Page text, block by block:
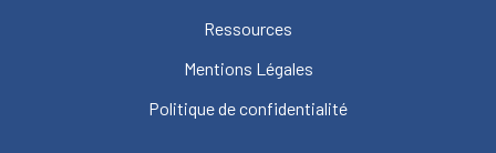
Ressources
Mentions Légales
Politique de confidentialité